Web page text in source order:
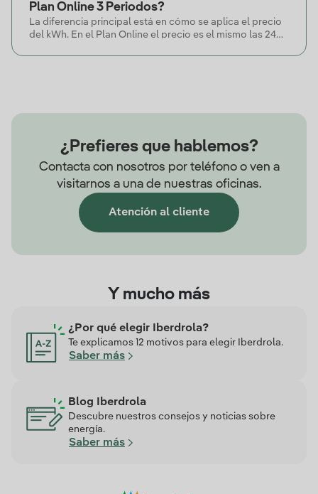
Plan Online 3 Periodos?
La diferencia principal está en cómo se aplica el precio
del kWh. En el Plan Online el precio es el mismo las 24
¿Prefieres que hablemos?
Contacta con nosotros por teléfono o ven a
visitarnos a una de nuestras oficinas.
Atención al cliente
Y mucho más
¿Por qué elegir Iberdrola?
Te explicamos 12 motivos para elegir Iberdrola.
Saber más
Blog Iberdrola
Descubre nuestros consejos y noticias sobre
energía.
Saber más